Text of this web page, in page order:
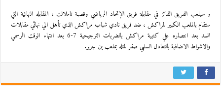
و سيلعب الفريق الفائز في مقابلة فريق الإتحاد الرياضي وقصبة تاملالت ، المقابله النهائية التي
ستقام بالملعب الكبير لمراكش ، ضد فريق نادي شباب مراكش الذي تأهل الي نهائي مقابلات
السد بعد انتصاره علي كتبية مراكش بالضربات الترجيحية 7-6 بعد انتهاء الوقت الرسمي
والاشواط الاضافية بالتعادل السلبي صفر لمثله بملعب بن جرير.